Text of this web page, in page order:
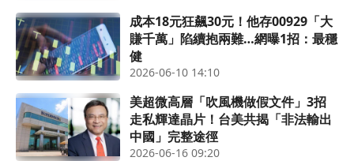
成本18元狂飆30元！他存00929「大
賺千萬」陷續抱兩難…網曝1招：最穩
健
2026-06-10 14:10
美超微高層「吹風機做假文件」3招
走私輝達晶片！台美共揭「非法輸出
中國」完整途徑
2026-06-16 09:20